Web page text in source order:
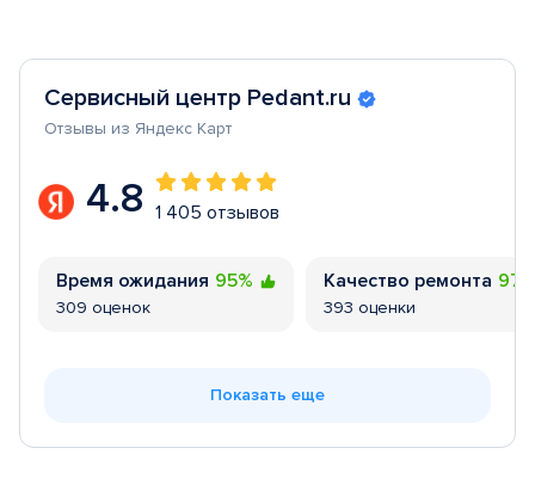
Сервисный центр Pedant.ru
Отзывы из Яндекс Карт
4.8 1 405 отзывов
Время ожидания 95%
309 оценок
Качество ремонта
393 оценки
Показать еще